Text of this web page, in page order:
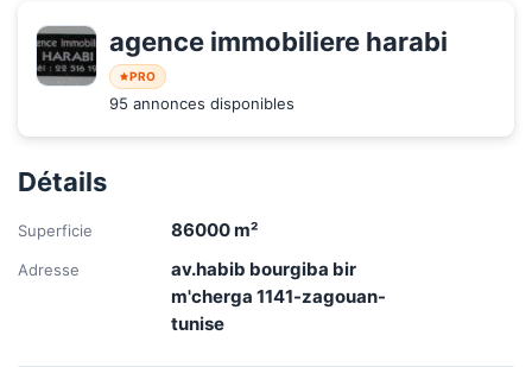
agence immobiliere harabi
PRO
95 annonces disponibles
Détails
Superficie 86000m²
Adresse
av.habib bourgiba bir
m'cherga 1141-zagouan-
tunise